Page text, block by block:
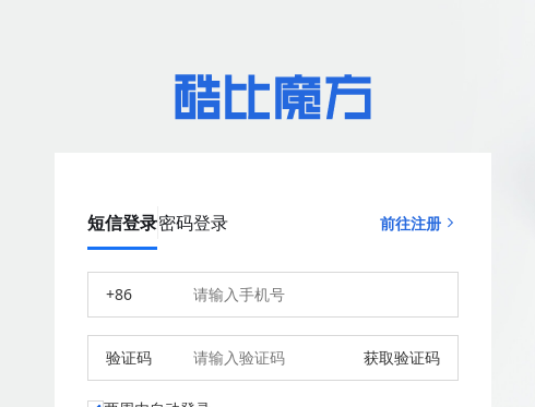
短信登录密码登录 前往注册
+86
验证码 获取验证码